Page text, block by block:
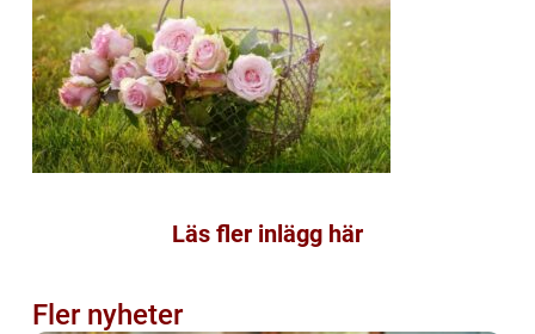
Läs fler inlägg här
Fler nyheter